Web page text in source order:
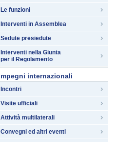
Le funzioni
Interventi in Assemblea
Sedute presiedute
Interventi nella Giunta
per il Regolamento
Impegni internazionali
Incontri
Visite ufficiali
Attività multilaterali
Convegni ed altri eventi